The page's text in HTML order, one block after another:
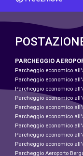
PARCHEGGIO
Parcheggio economico
Parcheggio economico
Parcheggio economico
Parcheggio economico
Parcheggio economico
Parcheggio economico
Parcheggio economico
Parcheggio economico
Parcheggio economico
Parcheggio Aeroporto